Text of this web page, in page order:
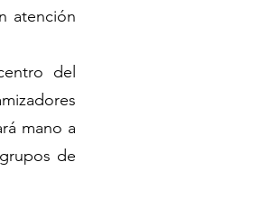
atención
del
mano a
de